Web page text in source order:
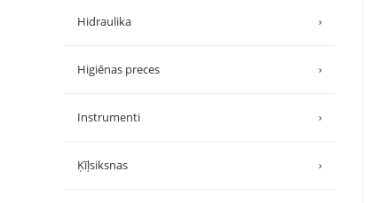
Hidraulika ›
Higiēnas preces ›
Instrumenti ›
Ķīļsiksnas ›